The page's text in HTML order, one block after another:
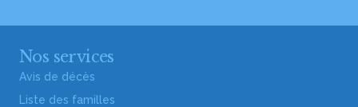
Nos services
Avis de décès
Liste des familles